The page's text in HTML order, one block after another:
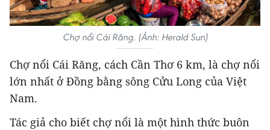
Chợ nổi Cái Răng. (Ảnh: Herald Sun)
Chợ nổi Cái Răng, cách Cần Thơ 6 km, là chợ nổi
lớn nhất ở Đồng bằng sông Cửu Long của Việt
Nam.
Tác giả cho biết chợ nổi là một hình thức buôn